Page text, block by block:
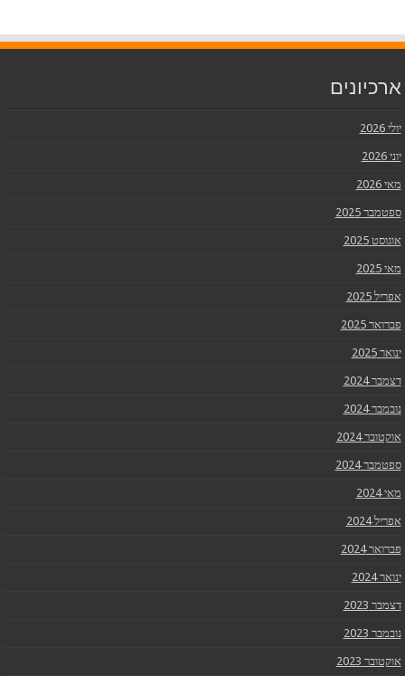
ארכיונים
יולי 2026
יוני 2026
מאי 2026
ספטמבר 2025
אוגוסט 2025
מאי 2025
אפריל 2025
פברואר 2025
ינואר 2025
דצמבר 2024
נובמבר 2024
אוקטובר 2024
ספטמבר 2024
מאי 2024
אפריל 2024
פברואר 2024
ינואר 2024
דצמבר 2023
נובמבר 2023
אוקטובר 2023